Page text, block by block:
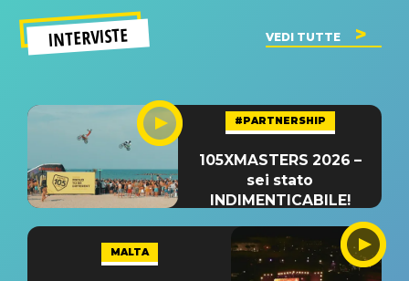
INTERVISTE VEDI TUTTE
#PARTNERSHIP
105XMASTERS 2026 –
sei stato
INDIMENTICABILE!
MALTA